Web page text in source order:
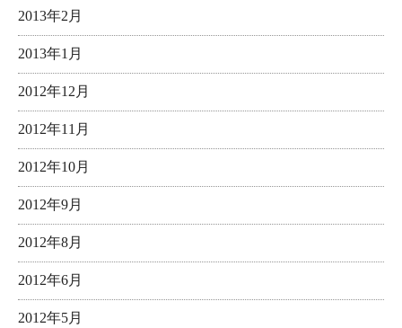
2013年2月
2013年1月
2012年12月
2012年11月
2012年10月
2012年9月
2012年8月
2012年6月
2012年5月